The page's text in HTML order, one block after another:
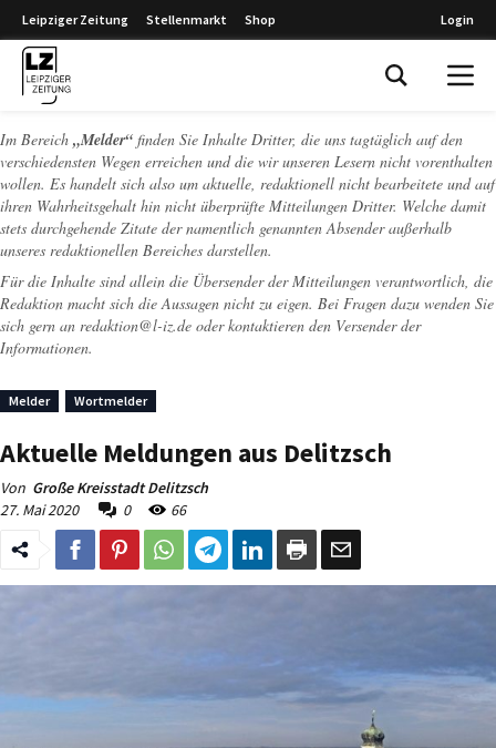
Leipziger Zeitung Stellenmarkt Shop Login
Im Bereich „Melder“ finden Sie Inhalte Dritter, die uns tagtäglich auf den
verschiedensten Wegen erreichen und die wir unseren Lesern nicht vorenthalten
wollen. Es handelt sich also um aktuelle, redaktionell nicht bearbeitete und auf
ihren Wahrheitsgehalt hin nicht überprüfte Mitteilungen Dritter. Welche damit
stets durchgehende Zitate der namentlich genannten Absender außerhalb
unseres redaktionellen Bereiches darstellen.
Für die Inhalte sind allein die Übersender der Mitteilungen verantwortlich, die
Redaktion macht sich die Aussagen nicht zu eigen. Bei Fragen dazu wenden Sie
sich gern an redaktion@l-iz.de oder kontaktieren den Versender der
Informationen.
Melder Wortmelder
Aktuelle Meldungen aus Delitzsch
Von Große Kreisstadt Delitzsch
27. Mai 2020
0 66